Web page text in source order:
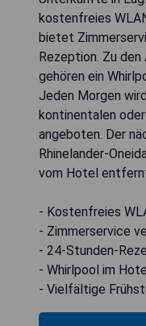
kostenfreies
bietet
Rezeption. Zu
gehören ein
Jeden Morgen
kontinentalen
angeboten. Der
Rhinelander-
vom Hotel
- Kostenfreies
- Zimmerservice
- 24-Stunden-
- Whirlpool im
- Vielfältige